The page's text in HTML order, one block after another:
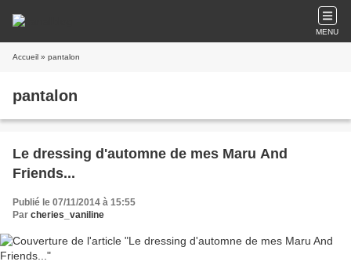
MENU
Accueil » pantalon
pantalon
Le dressing d'automne de mes Maru And
Friends...
Publié le 07/11/2014 à 15:55
Par cheries_vaniline